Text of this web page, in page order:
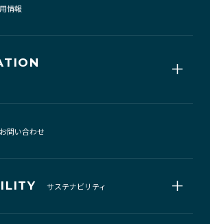
情報
お問い合わせ
サステナビリティ